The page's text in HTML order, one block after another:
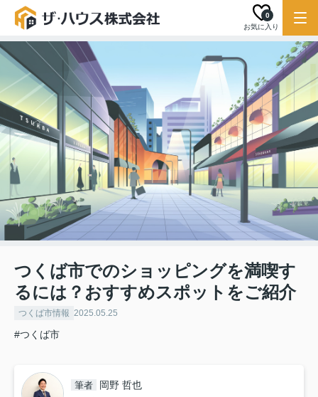
お気に入り
0
つくば市でのショッピングを満喫す
るには？おすすめスポットをご紹介
つくば市情報 2025.05.25
#つくば市
筆者 岡野 哲也